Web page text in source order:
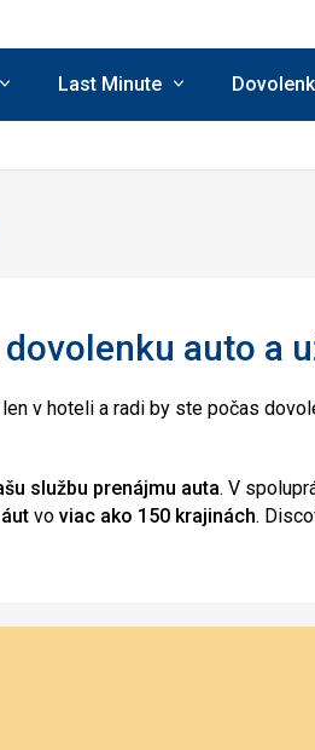
Last Minute
auto a
v hoteli a radi by ste počas
službu prenájmu auta. V
vo viac ako 150 krajinách.